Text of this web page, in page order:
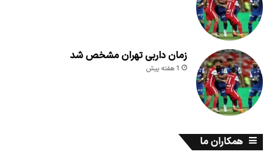
زمان داربی تهران مشخص شد
1 هفته پیش
همکاران ما